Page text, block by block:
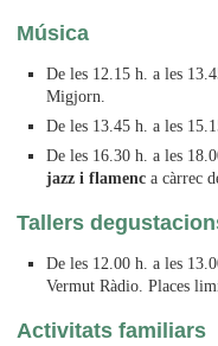
Música
De les 12.15 h. a les
Migjorn.
De les 13.45 h. a les
De les 16.30 h. a les
jazz i flamenca càrrec
Tallers
De les 12.00 h. a les
Vermut Ràdio. Places
Activitats familiars